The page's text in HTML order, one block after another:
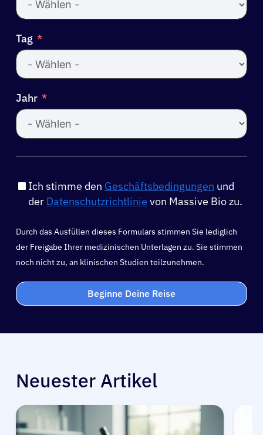
Tag
Jahr
Ich stimme den Geschäftsbedingungen und
der Datenschutzrichtlinie von Massive Bio zu.
Durch das Ausfüllen dieses Formulars stimmen Sie lediglich
der Freigabe Ihrer medizinischen Unterlagen zu. Sie stimmen
noch nicht zu, an klinischen Studien teilzunehmen.
Beginne Deine Reise
Neuester Artikel